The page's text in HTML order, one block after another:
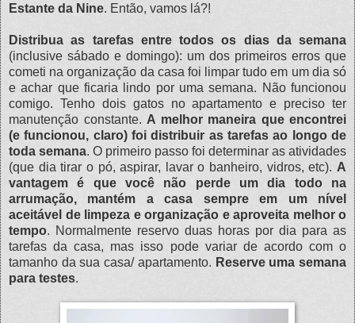
Estante da Nine. Então, vamos lá?!
Distribua as tarefas entre todos os dias da semana
(inclusive sábado e domingo): um dos primeiros erros que
cometi na organização da casa foi limpar tudo em um dia só
e achar que ficaria lindo por uma semana. Não funcionou
comigo. Tenho dois gatos no apartamento e preciso ter
manutenção constante. A melhor maneira que encontrei
(e funcionou, claro) foi distribuir as tarefas ao longo de
toda semana. O primeiro passo foi determinar as atividades
(que dia tirar o pó, aspirar, lavar o banheiro, vidros, etc). A
vantagem é que você não perde um dia todo na
arrumação, mantém a casa sempre em um nível
aceitável de limpeza e organização e aproveita melhor o
tempo. Normalmente reservo duas horas por dia para as
tarefas da casa, mas isso pode variar de acordo com o
tamanho da sua casa/ apartamento. Reserve uma semana
para testes.